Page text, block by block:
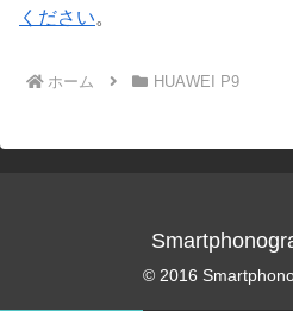
ください。
ホーム HUAWEI P9
© 2016